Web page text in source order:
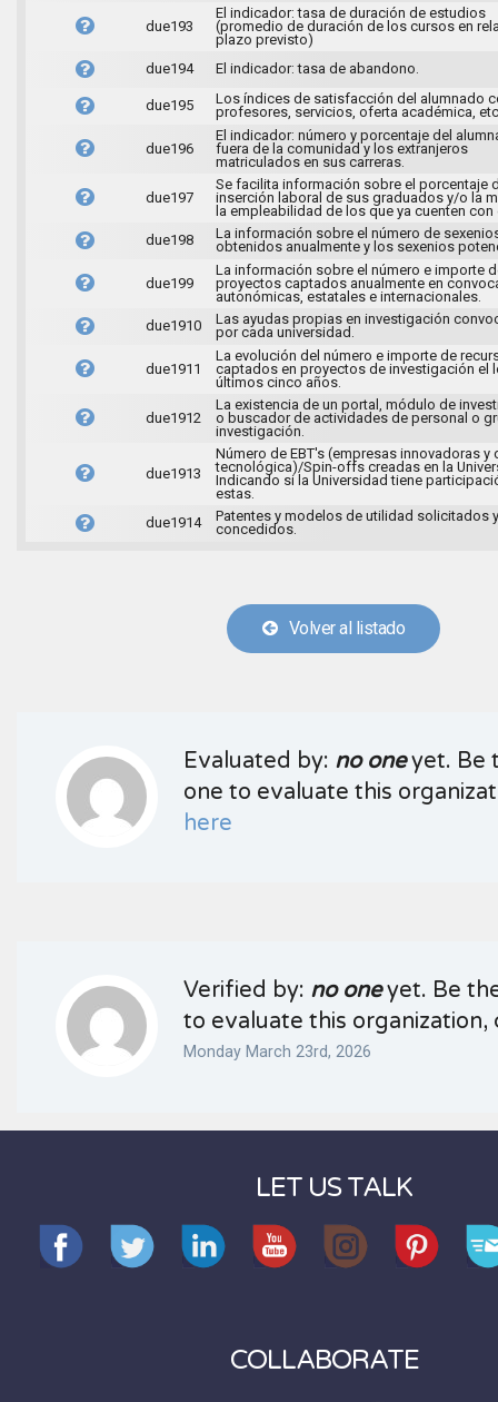
due193
El indicador: tasa de duración de estudios
(promedio de duración de los cursos en
plazo previsto)
due194
El indicador: tasa de abandono.
due195
Los índices de satisfacción del alumnado
profesores, servicios, oferta académica,
due196
El indicador: número y porcentaje del
fuera de la comunidad y los extranjeros
matriculados en sus carreras.
due197
Se facilita información sobre el porcentaje
inserción laboral de sus graduados y/o la
la empleabilidad de los que ya cuenten con
due198
La información sobre el número de
obtenidos anualmente y los sexenios
due199
La información sobre el número e importe
proyectos captados anualmente en
autonómicas, estatales e internacionales.
due1910
Las ayudas propias en investigación
por cada universidad.
due1911
La evolución del número e importe de
captados en proyectos de investigación el
últimos cinco años.
due1912
La existencia de un portal, módulo de
o buscador de actividades de personal o
investigación.
due1913
Número de EBT's (empresas innovadoras y
tecnológica)/Spin-offs creadas en la
Indicando si la Universidad tiene
estas.
due1914
Patentes y modelos de utilidad solicitados
concedidos.
Volver al listado
Evaluated by: no oneyet. Be
one to evaluate this
here
Verified by: no oneyet. Be
to evaluate this organization,
Monday March 23rd, 2026
LET US TALK
COLLABORATE